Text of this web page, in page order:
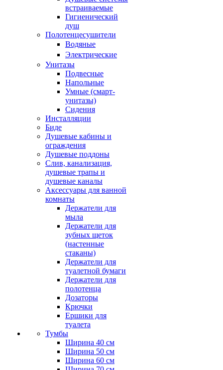
встраиваемые
Гигиенический
душ
Полотенцесушители
ㅤВодяные
ㅤЭлектрические
Унитазы
Подвесные
Напольные
Умные (смарт-
унитазы)
Сидения
Инсталляции
Биде
Душевые кабины и
ограждения
Душевые поддоны
Слив, канализация,
душевые трапы и
душевые каналы
Аксессуары для ванной
комнаты
Держатели для
мыла
Держатели для
зубных щеток
(настенные
стаканы)
Держатели для
туалетной бумаги
Держатели для
полотенца
Дозаторы
Крючки
Ершики для
туалета
Тумбы
Ширина 40 см
Ширина 50 см
Ширина 60 см